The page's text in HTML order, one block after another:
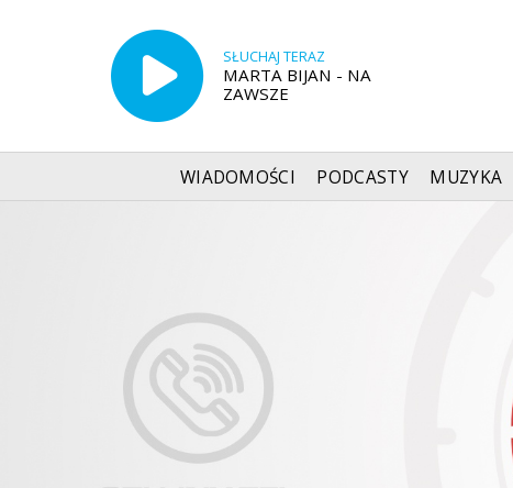
SŁUCHAJ TERAZ
MARTA BIJAN - NA
ZAWSZE
WIADOMOŚCI PODCASTY MUZYKA